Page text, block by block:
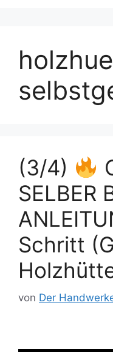
(3/4)
SELBER
Schritt
von Der